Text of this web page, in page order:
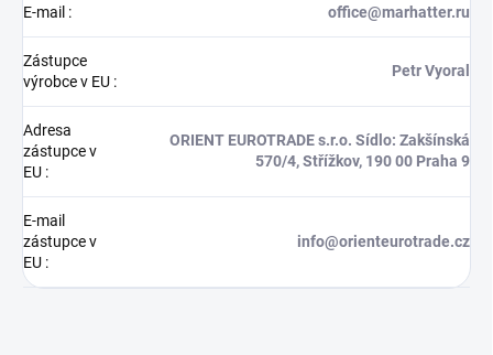
E-mail : office@marhatter.ru
Zástupce
výrobce v EU :
Petr Vyoral
Adresa
zástupce v
EU :
ORIENT EUROTRADE s.r.o. Sídlo: Zakšínská
570/4, Střížkov, 190 00 Praha 9
E-mail
zástupce v
EU :
info@orienteurotrade.cz